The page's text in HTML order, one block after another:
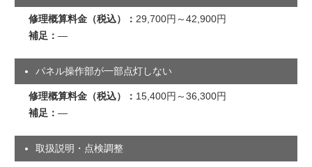
29,700円～42,900円
―
パネル操作部が一部点灯しない
15,400円～36,300円
―
取扱説明・点検調整